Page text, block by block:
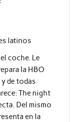
latinos
coche. Le
la HBO
de todas
The night
Del mismo
en la